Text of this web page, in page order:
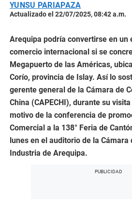
YUNSU PARIAPAZA
Actualizado el 22/07/2025, 08:42 a.m.
Arequipa podría convertirse en un
comercio internacional si se
Megapuerto de las Américas,
Corío, provincia de Islay. Así lo
gerente general de la Cámara de
China (CAPECHI), durante su
motivo de la conferencia de
Comercial a la 138° Feria de
lunes en el auditorio de la Cámara
Industria de Arequipa.